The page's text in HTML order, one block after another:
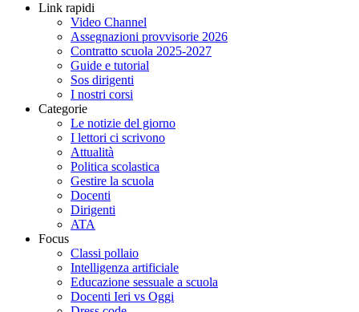
Link rapidi
Video Channel
Assegnazioni provvisorie 2026
Contratto scuola 2025-2027
Guide e tutorial
Sos dirigenti
I nostri corsi
Categorie
Le notizie del giorno
I lettori ci scrivono
Attualità
Politica scolastica
Gestire la scuola
Docenti
Dirigenti
ATA
Focus
Classi pollaio
Intelligenza artificiale
Educazione sessuale a scuola
Docenti Ieri vs Oggi